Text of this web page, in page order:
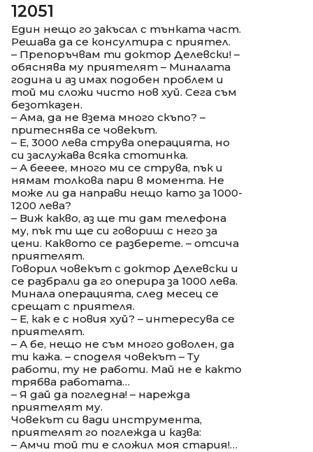
12051
Един нещо го закъсал с тънката част.
Решава да се консултира с приятел.
– Препоръчвам ти доктор Делевски! –
обяснява му приятелят – Миналата
година и аз имах подобен проблем и
той ми сложи чисто нов хуй. Сега съм
безотказен.
– Ама, да не взема много скъпо? –
притеснява се човекът.
– Е, 3000 лева струва операцията, но
си заслужава всяка стотинка.
– А бееее, много ми се струва, пък и
нямам толкова пари в момента. Не
може ли да направи нещо като за 1000-
1200 лева?
– Виж какво, аз ще ти дам телефона
му, пък ти ще си говориш с него за
цени. Каквото се разберете. – отсича
приятелят.
Говорил човекът с доктор Делевски и
се разбрали да го оперира за 1000 лева.
Минала операцията, след месец се
срещат с приятеля.
– Е, как е с новия хуй? – интересува се
приятелят.
– А бе, нещо не съм много доволен, да
ти кажа. – споделя човекът – Ту
работи, ту не работи. Май не е както
трябва работата…
– Я дай да погледна! – нарежда
приятелят му.
Човекът си вади инструмента,
приятелят го поглежда и казва:
– Амчи той ти е сложил моя стария!…